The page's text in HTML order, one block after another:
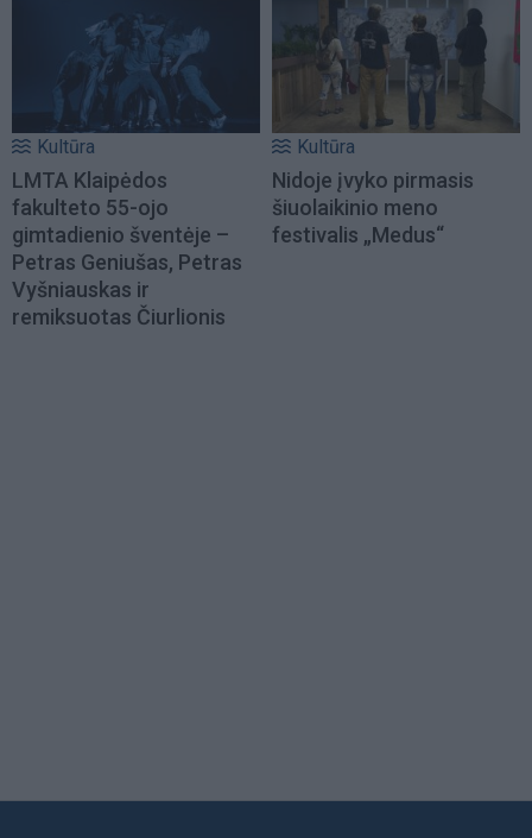
Kultūra
LMTA Klaipėdos
fakulteto 55-ojo
gimtadienio šventėje –
Petras Geniušas, Petras
Vyšniauskas ir
remiksuotas Čiurlionis
Kultūra
Nidoje įvyko pirmasis
šiuolaikinio meno
festivalis „Medus“